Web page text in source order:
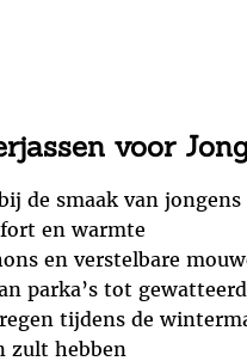
voor
de smaak van jongens
en warmte
en verstelbare
parka’s tot
tijdens de
zult hebben